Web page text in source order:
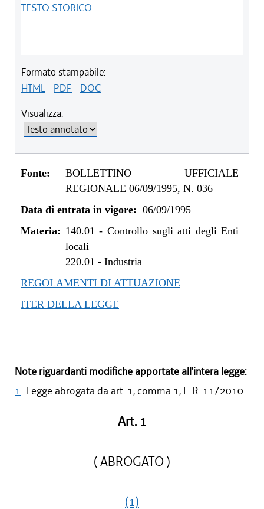
TESTO STORICO
Formato stampabile:
HTML- PDF - DOC
Visualizza:
Fonte:
BOLLETTINO UFFICIALE
REGIONALE 06/09/1995, N. 036
Data di entrata in vigore: 06/09/1995
Materia: 140.01 - Controllo sugli atti degli Enti
locali
220.01 - Industria
REGOLAMENTI DI ATTUAZIONE
ITER DELLA LEGGE
Note riguardanti modifiche apportate all’intera legge:
1 Legge abrogata da art. 1, comma 1, L. R. 11/2010
Art. 1
( ABROGATO )
(1)